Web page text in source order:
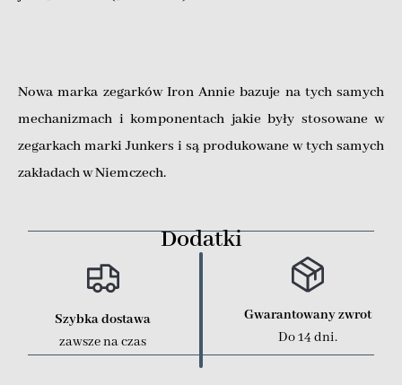
Nowa marka zegarków Iron Annie bazuje na tych samych
mechanizmach i komponentach jakie były stosowane w
zegarkach marki Junkers i są produkowane w tych samych
zakładach w Niemczech.
Dodatki
Szybka dostawa
zawsze na czas
Gwarantowany zwrot
Do 14 dni.